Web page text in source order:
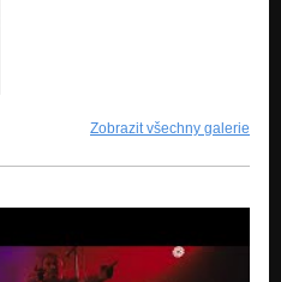
Zobrazit všechny galerie